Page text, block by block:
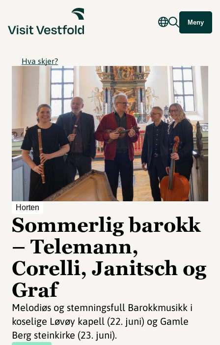
Meny
Hva skjer?
Horten
Sommerlig barokk
– Telemann,
Corelli, Janitsch og
Graf
Melodiøs og stemningsfull Barokkmusikk i
koselige Løvøy kapell (22. juni) og Gamle
Berg steinkirke (23. juni).